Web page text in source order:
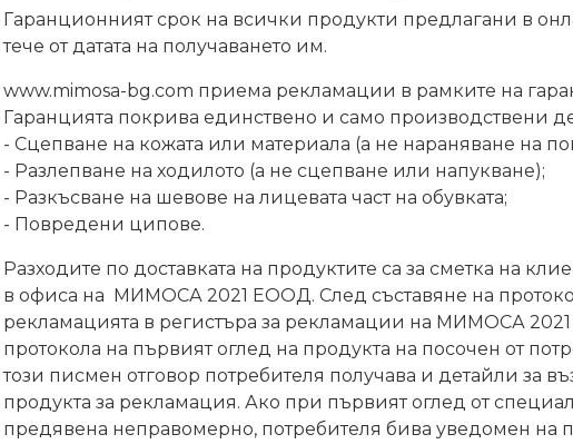
Гаранционният срок на всички продукти предлагани в
тече от датата на получаването им.
www.mimosa-bg.com приема рекламации в рамките на
Гаранцията покрива единствено и само производствени
- Сцепване на кожата или материала (а не нараняване на
- Разлепване на ходилото (а не сцепване или напукване);
- Разкъсване на шевове на лицевата част на обувката;
- Повредени ципове.
Разходите по доставката на продуктите са за сметка на
в офиса на МИМОСА 2021 ЕООД. След съставяне на
рекламацията в регистъра за рекламации на МИМОСА
протокола на първият оглед на продукта на посочен от
този писмен отговор потребителя получава и детайли за
продукта за рекламация. Ако при първият оглед от
предявена неправомерно, потребителя бива уведомен на